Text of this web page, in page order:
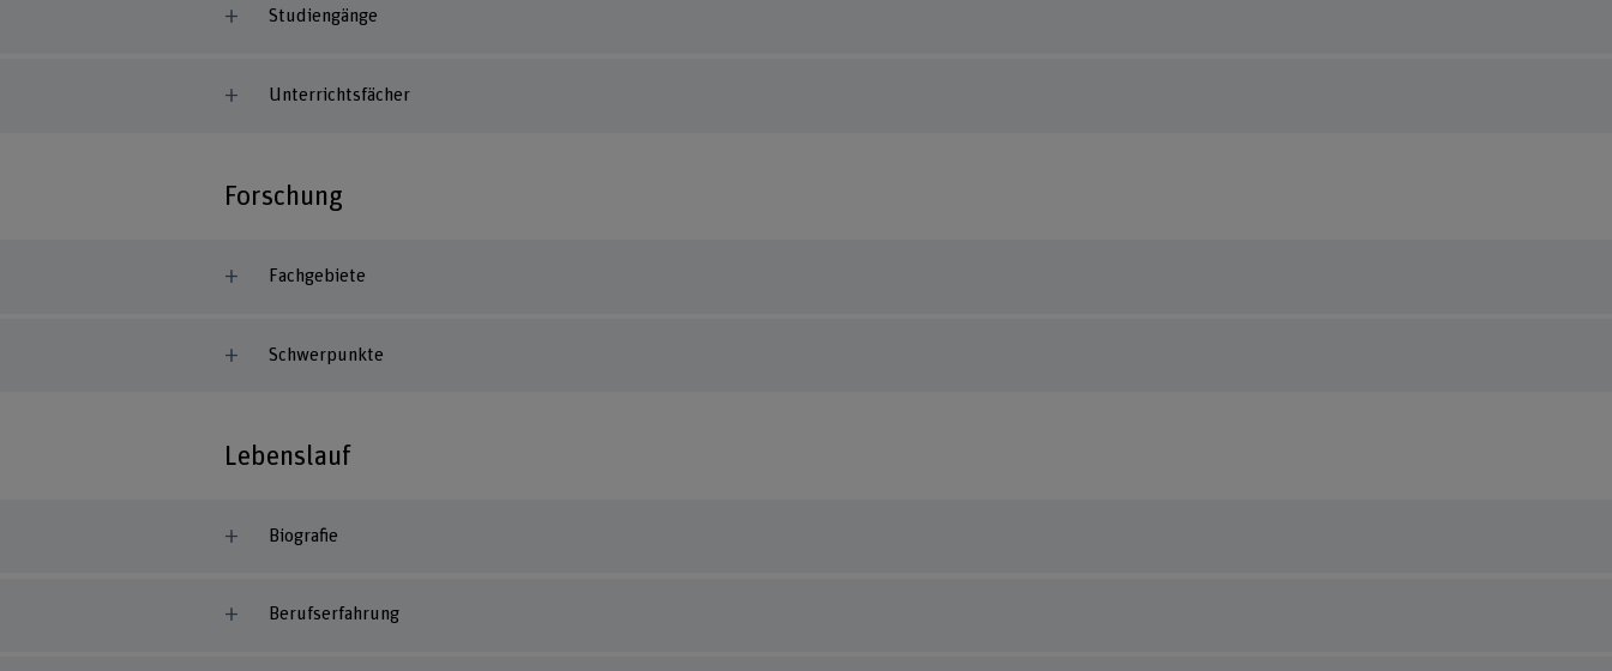
Studiengänge
Unterrichtsfächer
Forschung
Fachgebiete
Schwerpunkte
Lebenslauf
Biografie
Berufserfahrung